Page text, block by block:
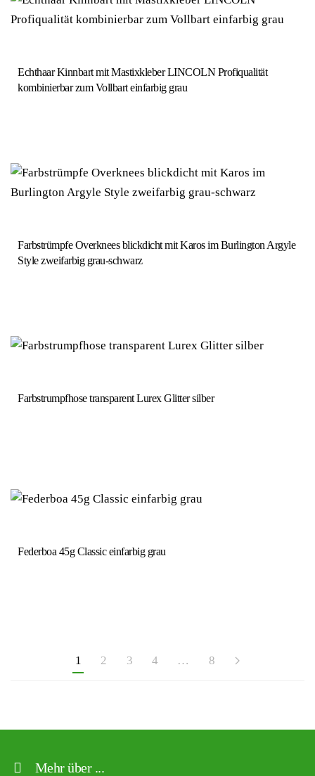
Echthaar Kinnbart mit Mastixkleber LINCOLN Profiqualität
kombinierbar zum Vollbart einfarbig grau
Farbstrümpfe Overknees blickdicht mit Karos im Burlington Argyle
Style zweifarbig grau-schwarz
Farbstrumpfhose transparent Lurex Glitter silber
Federboa 45g Classic einfarbig grau
1 2 3 4 … 8
Mehr über ...